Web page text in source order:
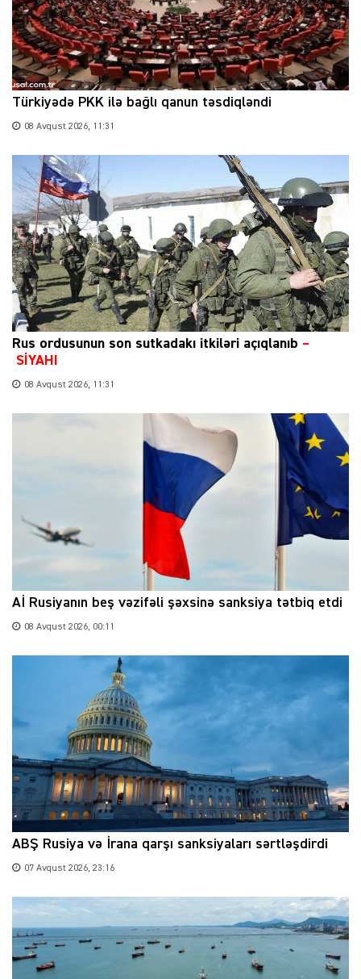
Türkiyədə PKK ilə bağlı qanun təsdiqləndi
08 Avqust 2026, 11:31
Rus ordusunun son sutkadakı itkiləri açıqlanıb –
SİYAHI
08 Avqust 2026, 11:31
Aİ Rusiyanın beş vəzifəli şəxsinə sanksiya tətbiq etdi
08 Avqust 2026, 00:11
ABŞ Rusiya və İrana qarşı sanksiyaları sərtləşdirdi
07 Avqust 2026, 23:16